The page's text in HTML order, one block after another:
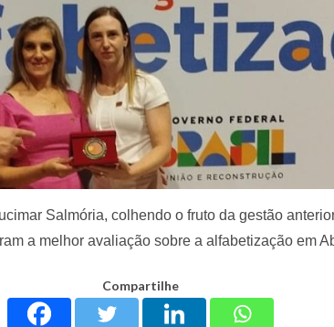
Salmória, colhendo o fruto da gestão
a melhor avaliação sobre a alfabetização em
Compartilhe